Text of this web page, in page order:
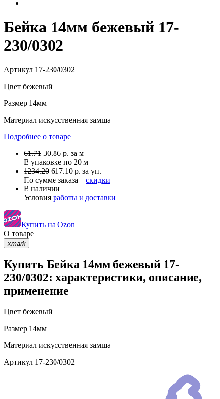
Бейка 14мм бежевый 17-
230/0302
Артикул 17-230/0302
Цвет бежевый
Размер 14мм
Материал искусственная замша
Подробнее о товаре
61.71 30.86 р. за м
В упаковке по 20 м
1234.20 617.10 р. за уп.
По сумме заказа – скидки
В наличии
Условия работы и доставки
Купить на Ozon
О товаре
xmark
Купить Бейка 14мм бежевый 17-
230/0302: характеристики, описание,
применение
Цвет бежевый
Размер 14мм
Материал искусственная замша
Артикул 17-230/0302